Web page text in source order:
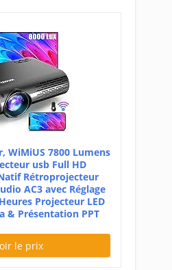
WiMiUS 7800 Lumens
usb Full HD
Rétroprojecteur
AC3 avec Réglage
Projecteur LED
& Présentation PPT
le prix